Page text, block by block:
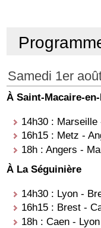
Samedi 1er
À Saint-Macaire-
14h30 : Marseille
16h15 : Metz -
18h : Angers -
À La Séguinière
14h30 : Lyon -
16h15 : Brest -
18h : Caen - Lyon